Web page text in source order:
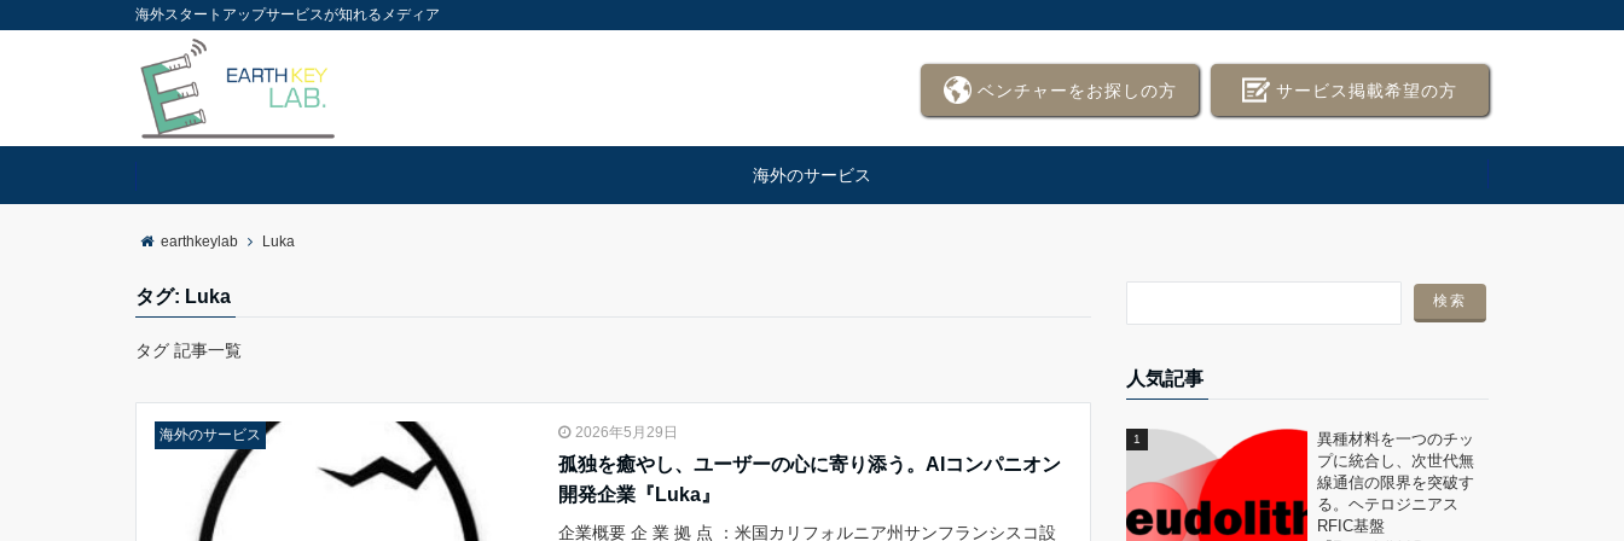
海外スタートアップサービスが知れるメディア
ベンチャーをお探しの方 サービス掲載希望の方
海外のサービス
earthkeylab Luka
タグ: Luka
タグ 記事一覧
海外のサービス 2026年5月29日
孤独を癒やし、ユーザーの心に寄り添う。AIコンパニオン
開発企業『Luka』
企業概要 企 業 拠 点 ：米国カリフォルニア州サンフランシスコ設
人気記事
異種材料を一つのチッ
プに統合し、次世代無
線通信の限界を突破す
る。ヘテロジニアス
RFIC基盤